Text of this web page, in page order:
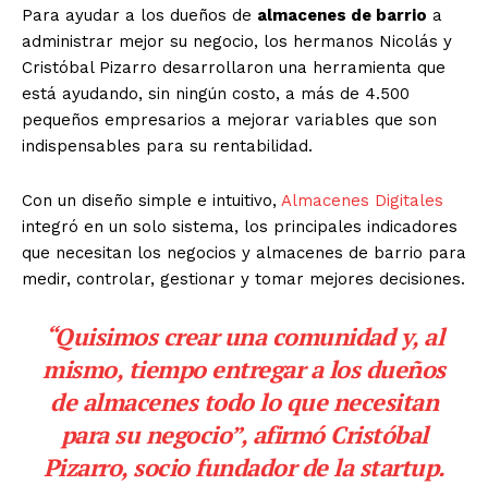
Para ayudar a los dueños de almacenes de barrio a
administrar mejor su negocio, los hermanos Nicolás y
Cristóbal Pizarro desarrollaron una herramienta que
está ayudando, sin ningún costo, a más de 4.500
pequeños empresarios a mejorar variables que son
indispensables para su rentabilidad.
Con un diseño simple e intuitivo, Almacenes Digitales
integró en un solo sistema, los principales indicadores
que necesitan los negocios y almacenes de barrio para
medir, controlar, gestionar y tomar mejores decisiones.
“Quisimos crear una comunidad y, al
mismo, tiempo entregar a los dueños
de almacenes todo lo que necesitan
para su negocio”, afirmó Cristóbal
Pizarro, socio fundador de la startup.